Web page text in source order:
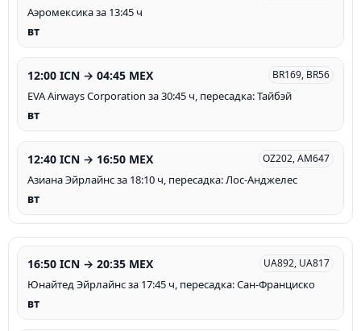
Аэромексика за 13:45 ч
вт
12:00 ICN → 04:45 MEX BR169, BR56
EVA Airways Corporation за 30:45 ч, пересадка: Тайбэй
вт
12:40 ICN → 16:50 MEX OZ202, AM647
Азиана Эйрлайнс за 18:10 ч, пересадка: Лос-Анджелес
вт
16:50 ICN → 20:35 MEX UA892, UA817
Юнайтед Эйрлайнс за 17:45 ч, пересадка: Сан-Франциско
вт